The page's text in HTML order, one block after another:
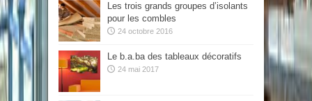
Les trois grands groupes d’isolants
pour les combles
24 octobre 2016
Le b.a.ba des tableaux décoratifs
24 mai 2017